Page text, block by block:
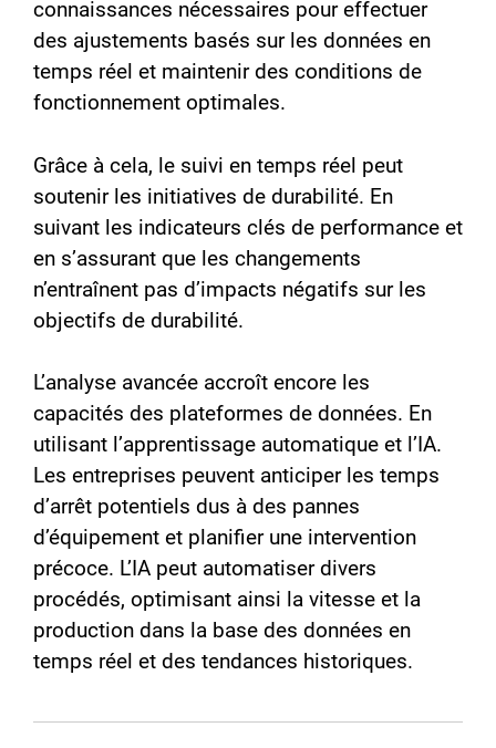
connaissances nécessaires pour effectuer
des ajustements basés sur les données en
temps réel et maintenir des conditions de
fonctionnement optimales.
Grâce à cela, le suivi en temps réel peut
soutenir les initiatives de durabilité. En
suivant les indicateurs clés de performance et
en s’assurant que les changements
n’entraînent pas d’impacts négatifs sur les
objectifs de durabilité.
L’analyse avancée accroît encore les
capacités des plateformes de données. En
utilisant l’apprentissage automatique et l’IA.
Les entreprises peuvent anticiper les temps
d’arrêt potentiels dus à des pannes
d’équipement et planifier une intervention
précoce. L’IA peut automatiser divers
procédés, optimisant ainsi la vitesse et la
production dans la base des données en
temps réel et des tendances historiques.